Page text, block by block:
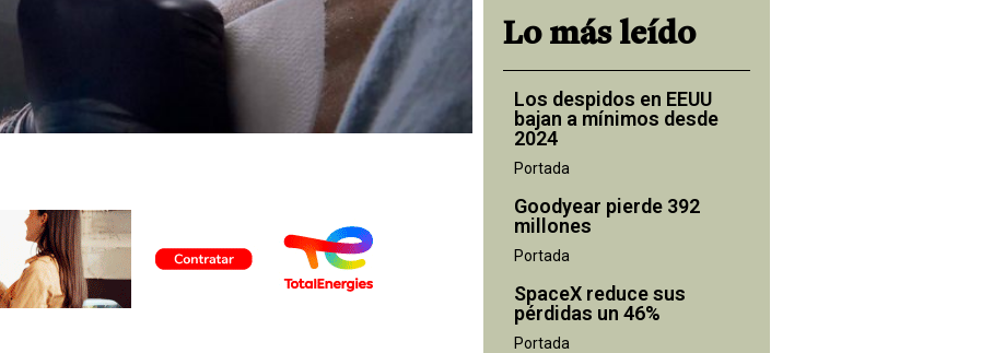
Lo más leído
Los despidos en EEUU
bajan a mínimos desde
2024
Portada
Goodyear pierde 392
millones
Portada
SpaceX reduce sus
pérdidas un 46%
Portada